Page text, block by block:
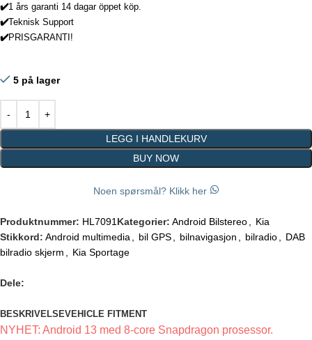
✔️1 års garanti 14 dagar öppet köp.
✔️Teknisk Support
✔️PRISGARANTI!
5 på lager
LEGG I HANDLEKURV
BUY NOW
Noen spørsmål? Klikk her
Produktnummer: HL7091 Kategorier: Android Bilstereo
Kia
Stikkord: Android multimedia bil GPS bilnavigasjon bilradio
DAB
bilradio skjerm
Kia Sportage
Dele:
BESKRIVELSEVEHICLE FITMENT
NYHET: Android 13 med 8-core Snapdragon prosessor.